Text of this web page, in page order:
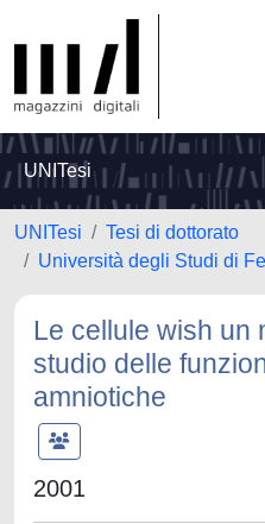
UNITesi
UNITesi
Tesi di dottorato
Università degli Studi di
Le cellule wish un
studio delle
amniotiche
2001